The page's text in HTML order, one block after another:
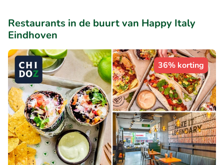
Restaurants in de buurt van Happy Italy
Eindhoven
36% korting